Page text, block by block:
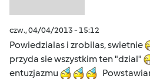
czw., 04/04/2013 - 15:12
Powiedzialas i zrobilas, swietnie
przyda sie wszystkim ten "dzial"
entuzjazmu